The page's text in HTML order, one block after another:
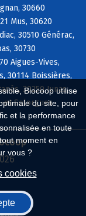
Biocoop utilise
du site, pour
et la performance
en toute
moment en
vous ?
cookies
30660
Mus, 30620
30510 Générac,
30730
Aigues-Vives,
30114 Boissières,
30250 Junas,
et-Solorgues